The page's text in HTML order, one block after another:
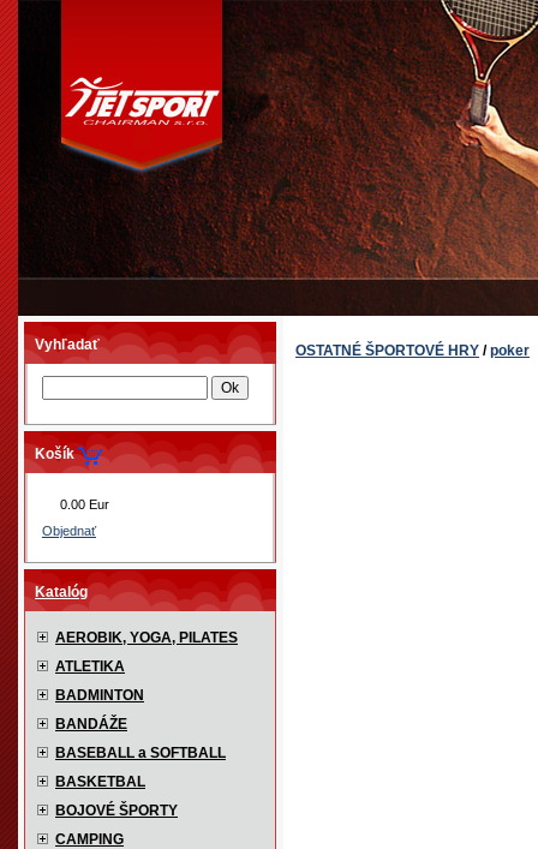
Vyhľadať
Košík
0.00 Eur
Objednať
Katalóg
AEROBIK, YOGA, PILATES
ATLETIKA
BADMINTON
BANDÁŽE
BASEBALL a SOFTBALL
BASKETBAL
BOJOVÉ ŠPORTY
CAMPING
OSTATNÉ ŠPORTOVÉ HRY /poker